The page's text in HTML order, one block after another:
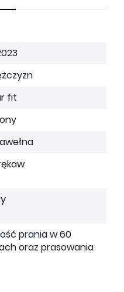
fit
prania w 60
oraz prasowania